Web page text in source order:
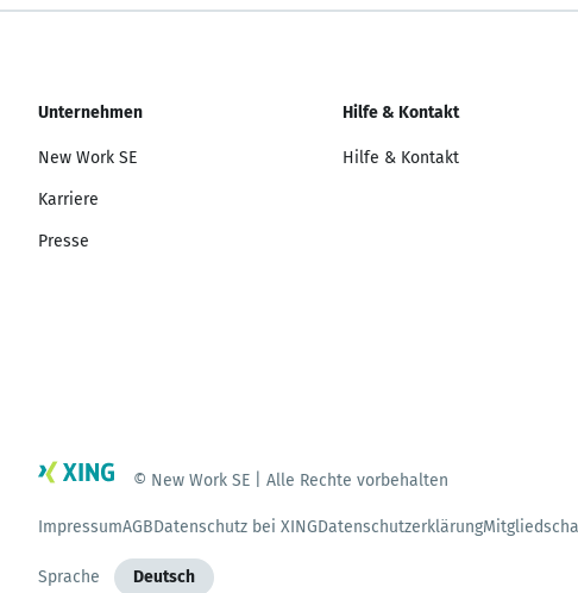
Unternehmen
New Work SE
Karriere
Presse
Hilfe & Kontakt
Hilfe & Kontakt
© New Work SE | Alle Rechte vorbehalten
ImpressumAGBDatenschutz bei XINGDatenschutzerklärung
Sprache Deutsch